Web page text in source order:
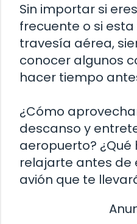
Sin importar si
frecuente o si
travesía aérea,
conocer algunos
hacer tiempo
¿Cómo
descanso y
aeropuerto?
relajarte antes de
avión que te